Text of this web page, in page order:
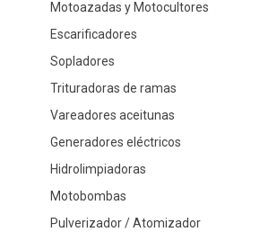
Motoazadas y Motocultores
Escarificadores
Sopladores
Trituradoras de ramas
Vareadores aceitunas
Generadores eléctricos
Hidrolimpiadoras
Motobombas
Pulverizador / Atomizador